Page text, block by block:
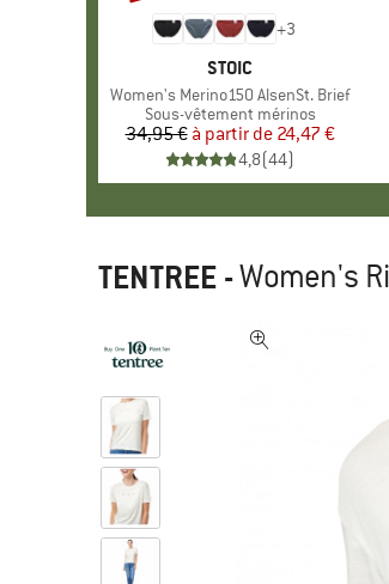
+3
MARQUE
STOIC
Article
Women's Merino150 AlsenSt. Brief
Product group
Sous-vêtement mérinos
Prix
34,95 € Prix réduit
à partir de 24,47 €
4,8(44)
TENTREE -Women's